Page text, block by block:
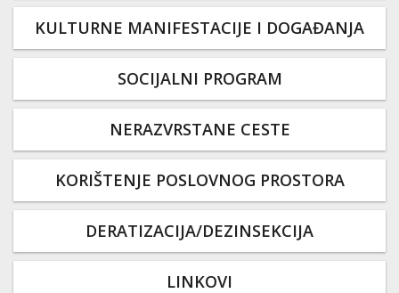
KULTURNE MANIFESTACIJE I DOGAĐANJA
SOCIJALNI PROGRAM
NERAZVRSTANE CESTE
KORIŠTENJE POSLOVNOG PROSTORA
DERATIZACIJA/DEZINSEKCIJA
LINKOVI